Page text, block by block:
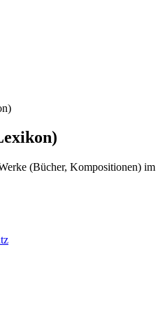
(Bücher, Kompositionen) im